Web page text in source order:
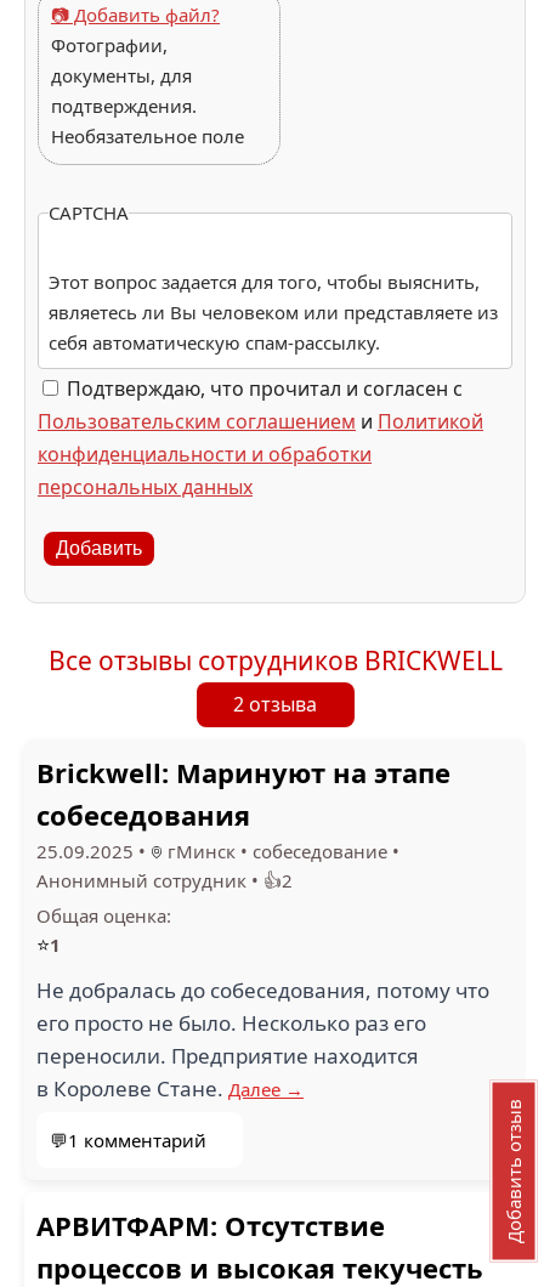
📷 Добавить файл?
Фотографии,
документы, для
подтверждения.
Необязательное поле
CAPTCHA
Этот вопрос задается для того, чтобы выяснить,
являетесь ли Вы человеком или представляете из
себя автоматическую спам-рассылку.
Подтверждаю, что прочитал и согласен с
Пользовательским соглашением и Политикой
конфиденциальности и обработки
персональных данных
Добавить
Все отзывы сотрудников BRICKWELL
2 отзыва
Brickwell: Маринуют на этапе
собеседования
25.09.2025 • гМинск • собеседование •
Анонимный сотрудник • 👍2
Общая оценка:
⭐1
Не добралась до собеседования, потому что
его просто не было. Несколько раз его
переносили. Предприятие находится
в Королеве Стане. Далее →
💬1 комментарий
АРВИТФАРМ: Отсутствие
процессов и высокая текучесть
Добавить отзыв